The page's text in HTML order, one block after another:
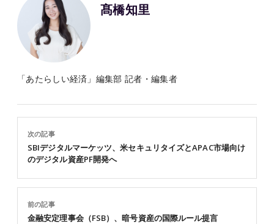
髙橋知里
「あたらしい経済」編集部 記者・編集者
前の記事
金融安定理事会（FSB）、暗号資産の国際ルール提言
次の記事
SBIデジタルマーケッツ、米セキュリタイズとAPAC市場向け
のデジタル資産PF開発へ